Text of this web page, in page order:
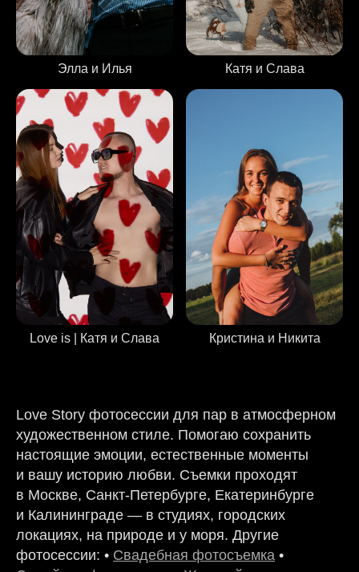
Элла и Илья Катя и Слава
Love is | Катя и Слава Кристина и Никита
Love Story фотосессии для пар в атмосферном
художественном стиле. Помогаю сохранить
настоящие эмоции, естественные моменты
и вашу историю любви. Съемки проходят
в Москве, Санкт-Петербурге, Екатеринбурге
и Калининграде — в студиях, городских
локациях, на природе и у моря. Другие
фотосессии: • Свадебная фотосъемка •